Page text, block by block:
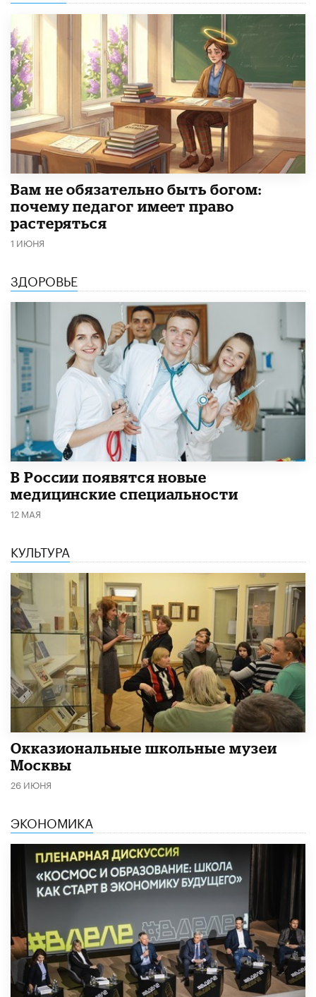
​Вам не обязательно быть богом:
почему педагог имеет право
растеряться
1 ИЮНЯ
ЗДОРОВЬЕ
В России появятся новые
медицинские специальности
12 МАЯ
КУЛЬТУРА
​Окказиональные школьные музеи
Москвы
26 ИЮНЯ
ЭКОНОМИКА